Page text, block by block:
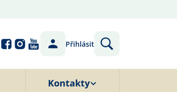
Přihlásit
Kontakty